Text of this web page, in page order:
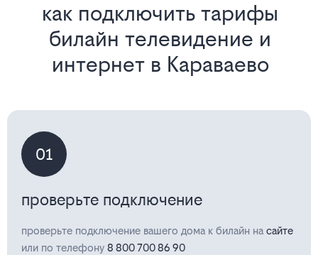
как подключить тарифы
билайн телевидение и
интернет в Караваево
01
проверьте подключение
проверьте подключение вашего дома к билайн на сайте
или по телефону 8 800 700 86 90